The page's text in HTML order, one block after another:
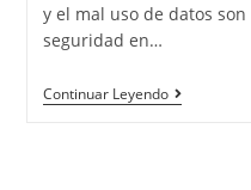
y el mal uso de datos
seguridad en…
Continuar Leyendo